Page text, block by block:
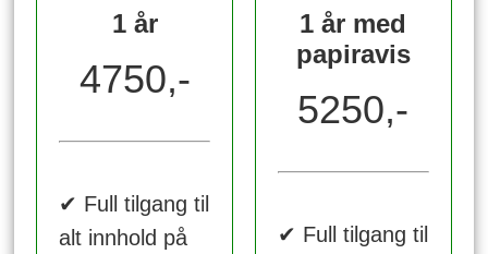
1 år
4750,-
✔ Full tilgang til
alt innhold på
1 år med
papiravis
5250,-
✔ Full tilgang til